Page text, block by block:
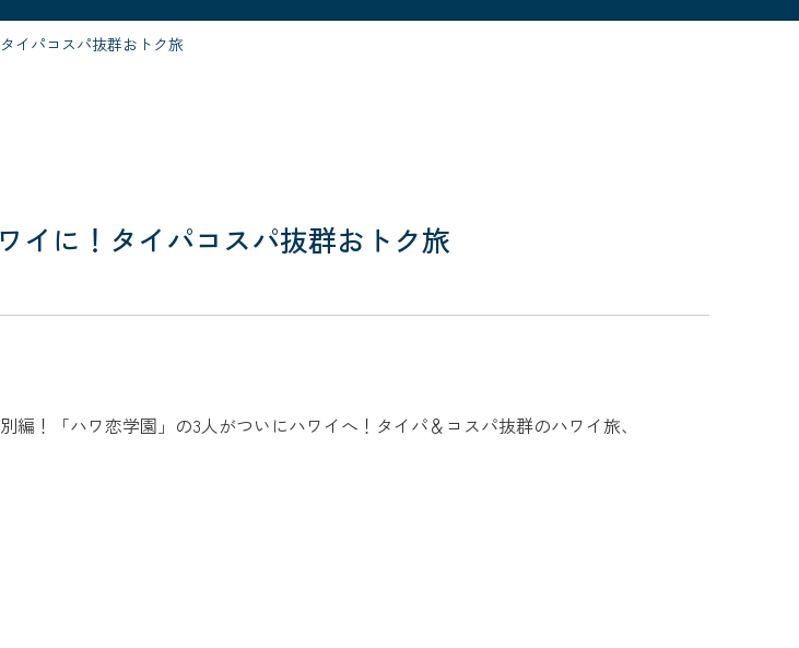
イパコスパ抜群おトク旅
イに！タイパコスパ抜群おトク旅
「ハワ恋学園」の3人がついにハワイへ！タイパ＆コスパ抜群のハワイ旅、